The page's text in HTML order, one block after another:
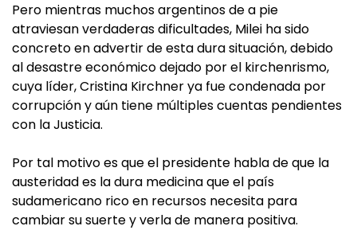
Pero mientras muchos argentinos de a pie
atraviesan verdaderas dificultades, Milei ha sido
concreto en advertir de esta dura situación, debido
al desastre económico dejado por el kirchenrismo,
cuya líder, Cristina Kirchner ya fue condenada por
corrupción y aún tiene múltiples cuentas pendientes
con la Justicia.
Por tal motivo es que el presidente habla de que la
austeridad es la dura medicina que el país
sudamericano rico en recursos necesita para
cambiar su suerte y verla de manera positiva.